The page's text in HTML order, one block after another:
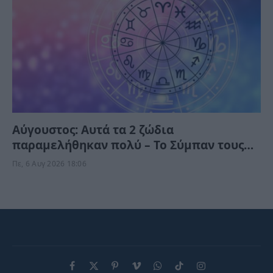
Αύγουστος: Αυτά τα 2 ζώδια
παραμελήθηκαν πολύ – Το Σύμπαν τους
δίνει τύχη το Σαββατοκύριακο
Πε, 6 Αυγ 2026 18:06